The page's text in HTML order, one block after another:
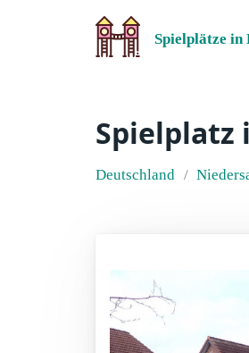
Spielplätze in
Spielplatz
Deutschland